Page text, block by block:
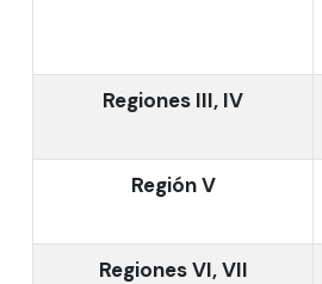
Regiones III, IV
Región V
Regiones VI, VII